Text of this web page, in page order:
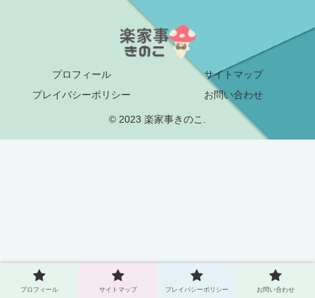
プロフィール
サイトマップ
プレイバシーポリシー
お問い合わせ
© 2023 楽家事きのこ.
プロフィール サイトマップ プレイバシーポリシー お問い合わせ